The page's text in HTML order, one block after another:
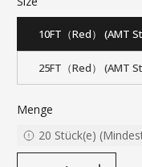
10FT（Red） (AMT
25FT（Red） (AMT
Menge
20 Stück(e) (